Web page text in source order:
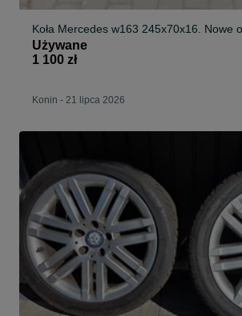
Koła Mercedes w163 245x70x16. Nowe
Używane
1 100 zł
Konin - 21 lipca 2026